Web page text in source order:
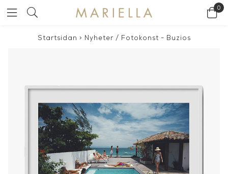
0
Startsidan > Nyheter/ Fotokonst - Buzios